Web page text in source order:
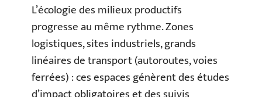
L’écologie des milieux productifs
progresse au même rythme. Zones
logistiques, sites industriels, grands
linéaires de transport (autoroutes, voies
ferrées) : ces espaces génèrent des études